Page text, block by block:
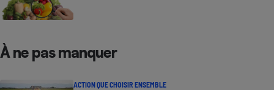
À ne pas manquer
ACTION QUE CHOISIR ENSEMBLE